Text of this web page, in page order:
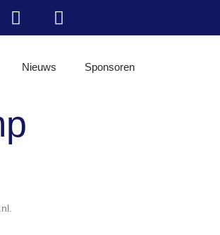
Nieuws Sponsoren